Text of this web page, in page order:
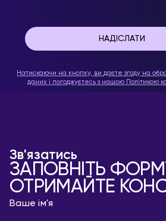
Натискаючи на кнопку, ви даєте згоду на
даних і погоджуєтесь з нашою Політикою
Зв'язатись
ЗАПОВНІТЬ
ОТРИМАЙТЕ